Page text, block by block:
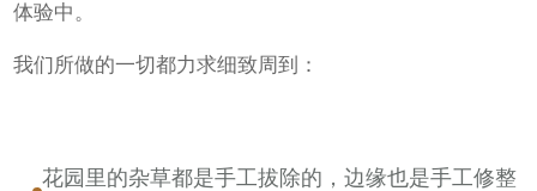
体验中。
我们所做的一切都力求细致周到：
花园里的杂草都是手工拔除的，边缘也是手工修整